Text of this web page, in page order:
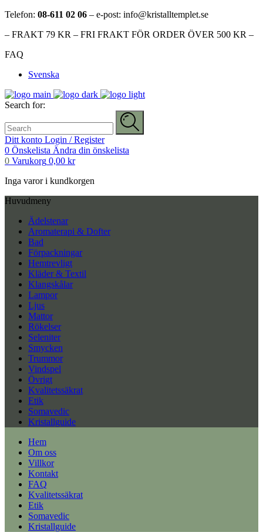
Telefon: 08-611 02 06 – e-post: info@kristalltemplet.se
– FRAKT 79 KR – FRI FRAKT FÖR ORDER ÖVER 500 KR –
FAQ
Svenska
Search for:
Ditt konto Login / Register
0 Önskelista Ändra din önskelista
0 Varukorg 0,00 kr
Inga varor i kundkorgen
Huvudmeny
Ädelstenar
Aromaterapi & Dofter
Bad
Förpackningar
Hemtrevligt
Kläder & Textil
Klangskålar
Lampor
Ljus
Mattor
Rökelser
Seleniter
Smycken
Trummor
Vindspel
Övrigt
Kvalitetssäkrat
Etik
Somavedic
Kristallguide
Hem
Om oss
Villkor
Kontakt
FAQ
Kvalitetssäkrat
Etik
Somavedic
Kristallguide